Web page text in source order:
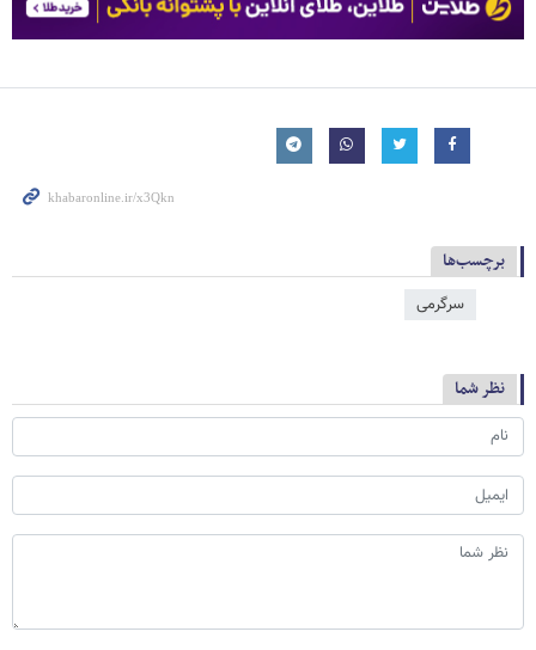
برچسب‌ها
سرگرمی
نظر شما